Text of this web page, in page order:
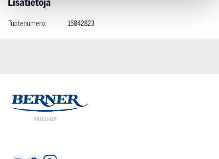
Lisätietoja
Tuotenumero: 15842823